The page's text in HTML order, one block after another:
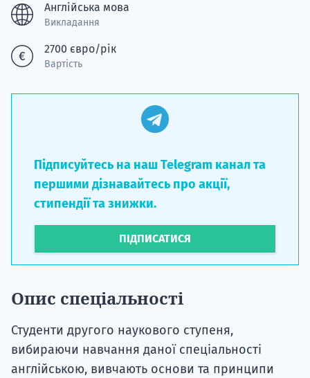
Англійська мова
Викладання
2700 євро/рік
Вартість
Підписуйтесь на наш Telegram канал та
першими дізнавайтесь про акції,
стипендії та знижки.
ПІДПИСАТИСЯ
Опис спеціальності
Студенти другого наукового ступеня,
вибираючи навчання даної спеціальності
англійською, вивчають основи та принципи